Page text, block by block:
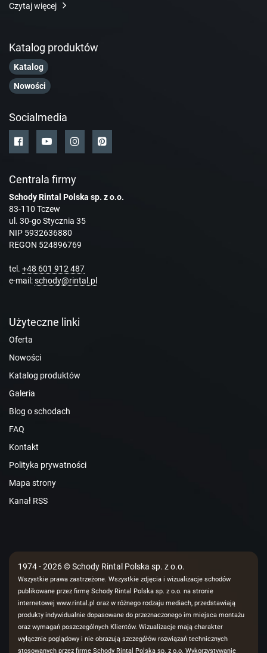
Czytaj więcej
Katalog produktów
Katalog
Nowości
Socialmedia
Centrala firmy
Schody Rintal Polska sp. z o.o.
83-110 Tczew
ul. 30-go Stycznia 35
NIP 5932636880
REGON 524896769
tel. +48 601 912 487
e-mail:schody@rintal.pl
Użyteczne linki
Oferta
Nowości
Katalog produktów
Galeria
Blog o schodach
FAQ
Kontakt
Polityka prywatności
Mapa strony
Kanał RSS
1974 - 2026 © Schody Rintal Polska sp. z o.o.
Wszystkie prawa zastrzeżone. Wszystkie zdjęcia i wizualizacje schodów
publikowane przez firmę Schody Rintal Polska sp. z o.o. na stronie
internetowej www.rintal.pl oraz w różnego rodzaju mediach, przedstawiają
produkty indywidualnie dopasowane do przeznaczonego im miejsca montażu
oraz wymagań poszczególnych Klientów. Wizualizacje mają charakter
wyłącznie poglądowy i nie obrazują szczegółów rozwiązań technicznych
stosowanych przez firmę Schody Rintal Polska sp. z o.o. Wykorzystywanie